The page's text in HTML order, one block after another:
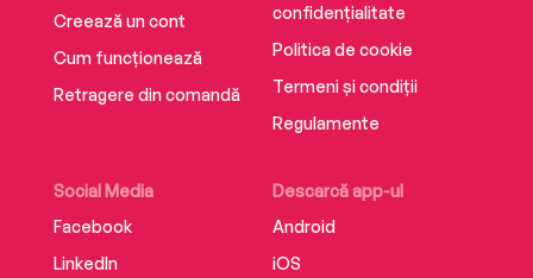
‘A brilliant book with a twist you won’t see
coming’ BELLA
‘Atmospheric and suspenseful’ WOMAN’S
Creează un cont
Cum funcționează
Retragere din comandă
Social Media
Facebook
LinkedIn
Descarcă app-ul
Android
iOS
confidențialitate
Politica de cookie
Termeni și condiții
Regulamente